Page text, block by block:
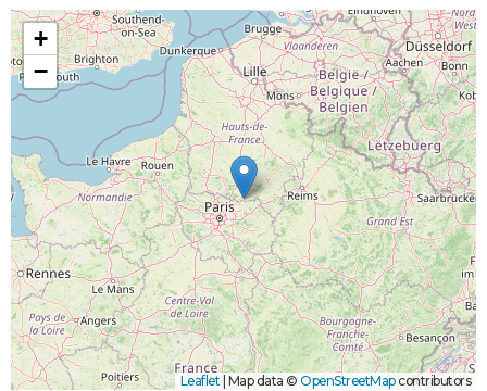
+
−
Leaflet Map data © OpenStreetMapcontributors